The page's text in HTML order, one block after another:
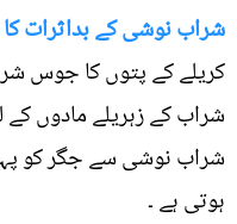
شراب نوشی کے بداثرات
کریلے کے پتوں کا جوس
شراب کے زہریلے مادوں کے
شراب نوشی سے جگر کو
ہوتی ہے ۔